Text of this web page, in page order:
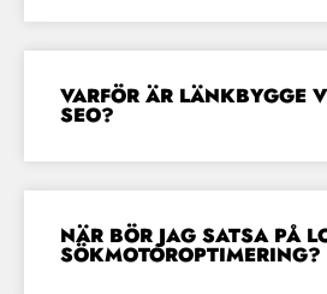
VARFÖR ÄR LÄNKBYGGE
SEO?
NÄR BÖR JAG SATSA PÅ
SÖKMOTOROPTIMERING?